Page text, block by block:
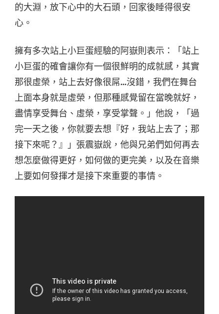
的大淵，放下心中的大石頭，回家後睡得很安
心。
擁有多次站上小巨蛋經驗的阿嶽則表示：「站上
小巨蛋的確會讓你有一個很鮮明的成就感，其實
那很虛榮，站上去好像很屌…沒錯，我們在舞台
上面本身就是虛榮，但那種感覺留在當晚就好，
盡情享受舞台、虛榮，享受掌聲。」他說，「過
完一天之後，你就要去想『好，我站上去了；那
接下來呢？』」張震嶽說，他與兄弟們如何再去
想怎麼做得更好，如何做的更完美，以及在音樂
上要如何發揮才是接下來重要的事情。